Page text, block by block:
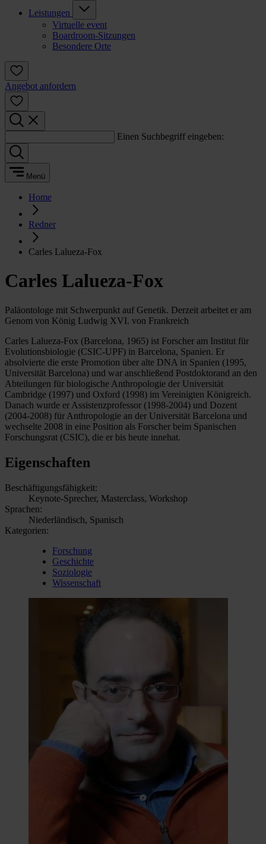
Leistungen
Virtuelle event
Boardroom-Sitzungen
Besondere Orte
Angebot anfordern
Einen Suchbegriff eingeben:
Menü
Home
Redner
Carles Lalueza-Fox
Carles Lalueza-Fox
Paläontologe mit Schwerpunkt auf Genetik. Derzeit arbeitet er am
Genom von König Ludwig XVI. von Frankreich
Carles Lalueza-Fox (Barcelona, 1965) ist Forscher am Institut für
Evolutionsbiologie (CSIC-UPF) in Barcelona, Spanien. Er
absolvierte die erste Promotion über alte DNA in Spanien (1995,
Universität Barcelona) und war anschließend Postdoktorand an den
Abteilungen für biologische Anthropologie der Universität
Cambridge (1997) und Oxford (1998) im Vereinigten Königreich.
Danach wurde er Assistenzprofessor (1998-2004) und Dozent
(2004-2008) für Anthropologie an der Universität Barcelona und
wechselte 2008 in eine Position als Forscher beim Spanischen
Forschungsrat (CSIC), die er bis heute innehat.
Eigenschaften
Beschäftigungsfähigkeit:
Keynote-Sprecher, Masterclass, Workshop
Sprachen:
Niederländisch, Spanisch
Kategorien:
Forschung
Geschichte
Soziologie
Wissenschaft